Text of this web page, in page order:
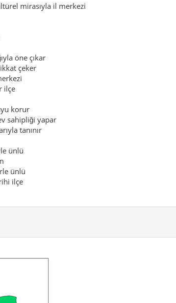
mirasıyla il merkezi
öne çıkar
çeker
ilçe
korur
sahipliği yapar
tanınır
ünlü
ünlü
ilçe